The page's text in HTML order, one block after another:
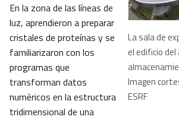
La sala de
el edificio del
Imagen
ESRF
En la zona de las líneas de
luz, aprendieron a preparar
cristales de proteínas y se
familiarizaron con los
programas que
transforman datos
numéricos en la estructura
tridimensional de una